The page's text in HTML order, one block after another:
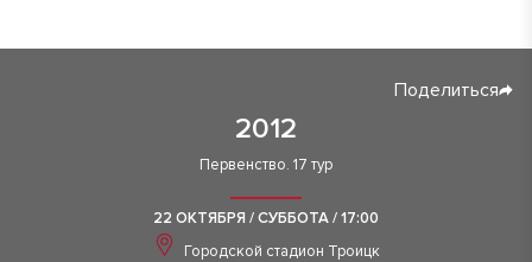
2012
Поделиться
Первенство. 17 тур
22 ОКТЯБРЯ / СУББОТА / 17:00
Городской стадион Троицк